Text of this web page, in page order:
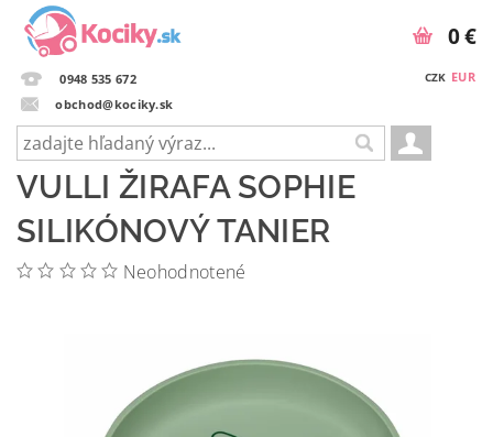
0948 535 672
obchod@kociky.sk
CZK EUR
0 €
VULLI ŽIRAFA SOPHIE
SILIKÓNOVÝ TANIER
Neohodnotené